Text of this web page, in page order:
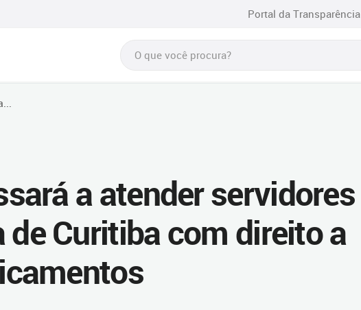
Portal da Transparência
a atender servidores
de Curitiba com direito a